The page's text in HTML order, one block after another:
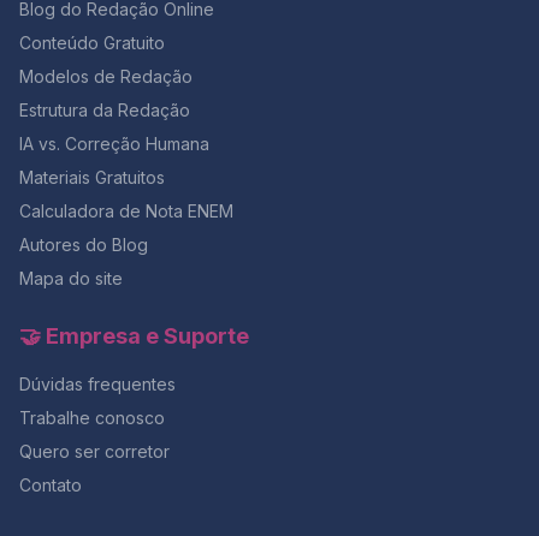
público deve assegurar acesso universal e prioritário a
serviços de saúde e assistência social. No entanto, na
prática, ainda há carência de infraestrutura,
profissionais capacitados e políticas efetivas de longo
prazo. O filósofo Norberto Bobbio já afirmava que a
o gabarito e reler sua redação com calma.Essa revisão
final costuma fazer diferença de 50 a 80 pontos na
nota final. Como aproveitar melhor o tempo e manter o
foco? 💥 Faltam poucos dias para o ENEM! Garanta sua
preparação completa com 50% OFF na Black da
Aprovação 2026 e tenha acesso a simulados,
Conclusão: tempo é estratégia O relógio é seu maior
aliado se você souber controlá-lo.Com um plano de
tempo realista, alternando redação e questões, é
possível evitar o desespero dos minutos finais e
garantir um desempenho constante em toda a prova.
na sala com foco e sai com resultado.E se você quer
testar esse controle de tempo com correção
profissional, o momento é agora — com 50% OFF na
Blog do Redação Online
Conteúdo Gratuito
Modelos de Redação
Estrutura da Redação
IA vs. Correção Humana
Materiais Gratuitos
Calculadora de Nota ENEM
Autores do Blog
Mapa do site
🤝 Empresa e Suporte
Dúvidas frequentes
Trabalhe conosco
Quero ser corretor
Contato